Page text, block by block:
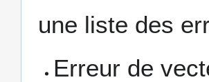
une liste des
Erreur de